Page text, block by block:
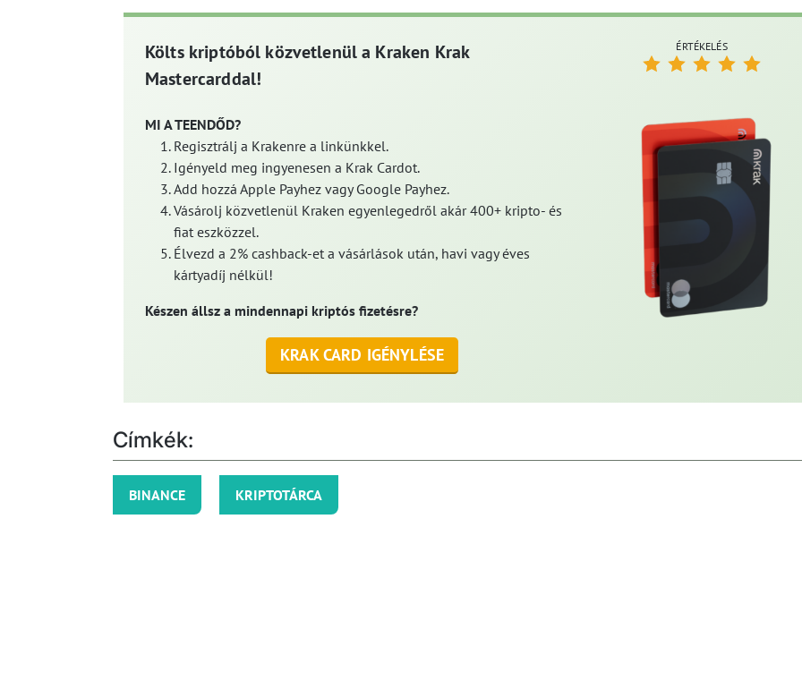
Költs kriptóból közvetlenül a Kraken Krak
Mastercarddal!
MI A TEENDŐD?
Regisztrálj a Krakenre a linkünkkel.
Igényeld meg ingyenesen a Krak Cardot.
Add hozzá Apple Payhez vagy Google Payhez.
Vásárolj közvetlenül Kraken egyenlegedről akár 400+ kripto- és
fiat eszközzel.
Élvezd a 2% cashback-et a vásárlások után, havi vagy éves
kártyadíj nélkül!
Készen állsz a mindennapi kriptós fizetésre?
KRAK CARD IGÉNYLÉSE
ÉRTÉKELÉS
Címkék:
BINANCE KRIPTOTÁRCA